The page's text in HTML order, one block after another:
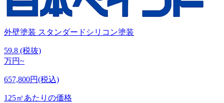
外壁塗装 スタンダードシリコン塗装
59.8 (税抜)
万円~
657,800円(税込)
125㎡あたりの価格